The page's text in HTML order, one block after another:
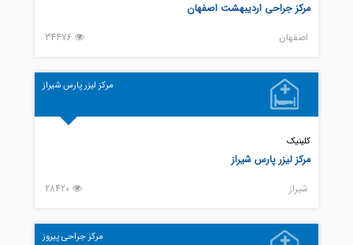
مرکز جراحی اردیبهشت اصفهان
اصفهان 34476
مرکز لیزر پارس شیراز
کلینیک
مرکز لیزر پارس شیراز
شيراز 28420
مرکز جراحی پیروز